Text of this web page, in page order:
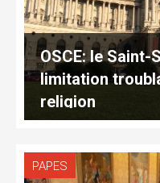
OSCE: le Saint-
limitation
religion
PAPES